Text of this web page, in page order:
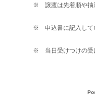
※ 譲渡は先着順や抽
※ 申込書に記入して
※ 当日受けつけの受